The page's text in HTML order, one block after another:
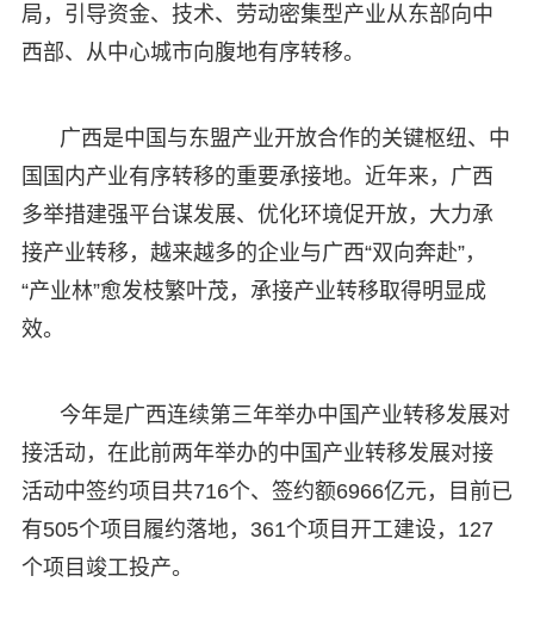
局，引导资金、技术、劳动密集型产业从东部向中
西部、从中心城市向腹地有序转移。
广西是中国与东盟产业开放合作的关键枢纽、中
国国内产业有序转移的重要承接地。近年来，广西
多举措建强平台谋发展、优化环境促开放，大力承
接产业转移，越来越多的企业与广西“双向奔赴”，
“产业林”愈发枝繁叶茂，承接产业转移取得明显成
效。
今年是广西连续第三年举办中国产业转移发展对
接活动，在此前两年举办的中国产业转移发展对接
活动中签约项目共716个、签约额6966亿元，目前已
有505个项目履约落地，361个项目开工建设，127
个项目竣工投产。